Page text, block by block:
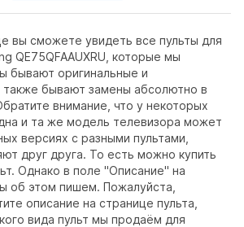
вы сможете увидеть все пульты для
QE75QFAAUXRU, которые мы
бывают оригинальные и
также бывают замены абсолютно в
внимание, что у некоторых
и та же модель телевизора может
версиях с разными пультами,
друг друга. То есть можно купить
Однако в поле "Описание" на
об этом пишем. Пожалуйста,
описание на странице пульта,
вида пульт мы продаём для